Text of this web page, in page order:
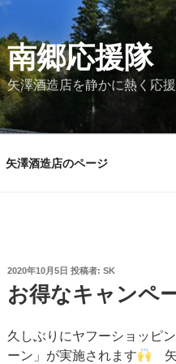
南郷応援隊
矢澤酒造店を静かに熱く応
矢澤酒造店のページ
投
日:
2020年10月5日 投稿者: SK
お得なキャンペ
久しぶりにヤフーショッピ
ーン」が実施されます
矢